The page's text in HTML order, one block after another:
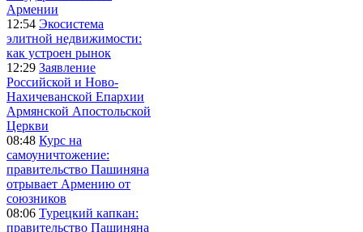
Армении
12:54 Экосистема
элитной недвижимости:
как устроен рынок
12:29 Заявление
Российской и Ново-
Нахичеванской Епархии
Армянской Апостольской
Церкви
08:48 Курс на
самоуничтожение:
правительство Пашиняна
отрывает Армению от
союзников
08:06 Турецкий капкан:
правительство Пашиняна